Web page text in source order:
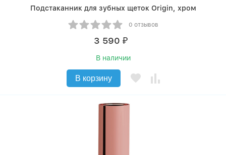
Подстаканник для зубных щеток Origin, хром
0 отзывов
3 590 ₽
В наличии
В корзину